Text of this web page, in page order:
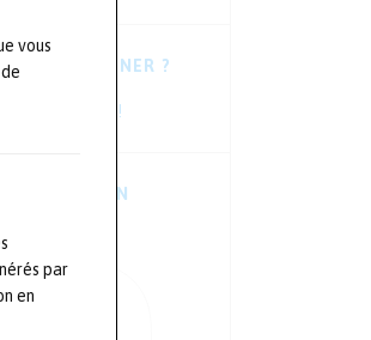
vous
par
en
VOUS ABONNER ?
newsletters !